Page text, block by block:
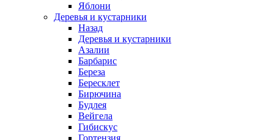
Яблони
Деревья и кустарники
Назад
Деревья и кустарники
Азалии
Барбарис
Береза
Бересклет
Бирючина
Будлея
Вейгела
Гибискус
Гортензия